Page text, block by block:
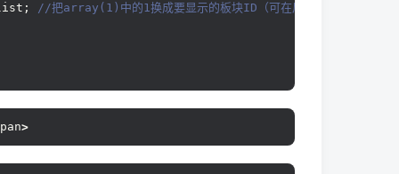
//把array(1)中的1换成要显示的板块ID（可在后台看到）
>